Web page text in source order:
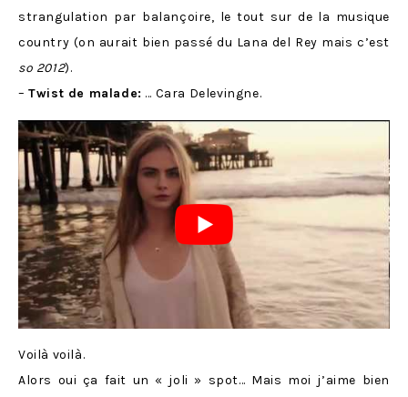
strangulation par balançoire, le tout sur de la musique
country (on aurait bien passé du Lana del Rey mais c’est
so 2012).
–Twist de malade: … Cara Delevingne.
Voilà voilà.
Alors oui ça fait un « joli » spot… Mais moi j’aime bien